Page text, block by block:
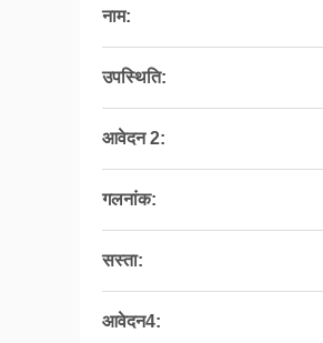
नाम:
उपस्थिति:
आवेदन 2:
गलनांक:
सस्ता:
आवेदन4: